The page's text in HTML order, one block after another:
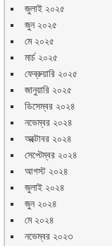
জুলাই ২০২৫
জুন ২০২৫
মে ২০২৫
মার্চ ২০২৫
ফেব্রুয়ারি ২০২৫
জানুয়ারি ২০২৫
ডিসেম্বর ২০২৪
নভেম্বর ২০২৪
অক্টোবর ২০২৪
সেপ্টেম্বর ২০২৪
আগস্ট ২০২৪
জুলাই ২০২৪
জুন ২০২৪
মে ২০২৪
নভেম্বর ২০২৩